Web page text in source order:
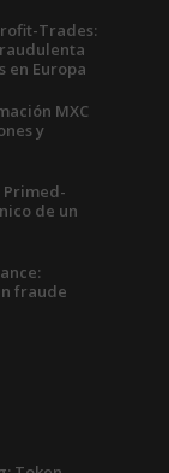
Trades:
en Europa
MXC
y
Primed-
de un
fraude